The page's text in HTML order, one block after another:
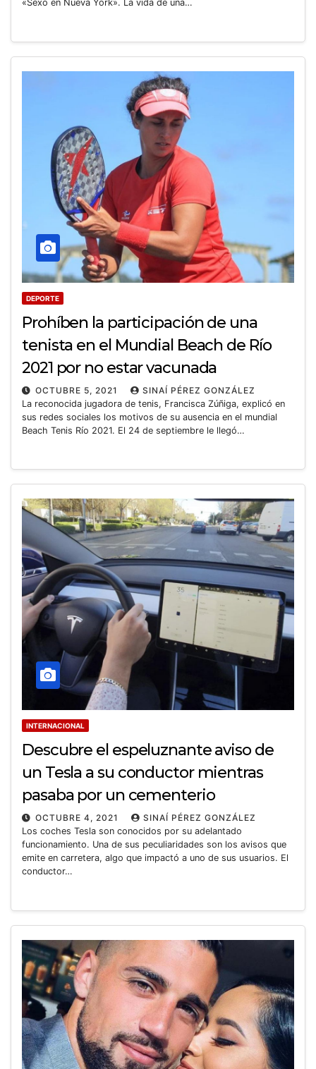
«Sexo en Nueva York». La vida de una…
DEPORTE
Prohíben la participación de una
tenista en el Mundial Beach de Río
2021 por no estar vacunada
OCTUBRE 5, 2021
SINAÍ PÉREZ GONZÁLEZ
La reconocida jugadora de tenis, Francisca Zúñiga, explicó en
sus redes sociales los motivos de su ausencia en el mundial
Beach Tenis Río 2021. El 24 de septiembre le llegó…
INTERNACIONAL
Descubre el espeluznante aviso de
un Tesla a su conductor mientras
pasaba por un cementerio
OCTUBRE 4, 2021
SINAÍ PÉREZ GONZÁLEZ
Los coches Tesla son conocidos por su adelantado
funcionamiento. Una de sus peculiaridades son los avisos que
emite en carretera, algo que impactó a uno de sus usuarios. El
conductor…